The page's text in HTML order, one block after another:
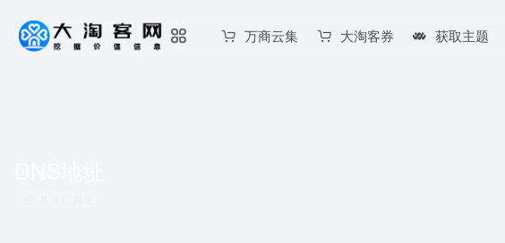
万商云集 大淘客券 获取主题